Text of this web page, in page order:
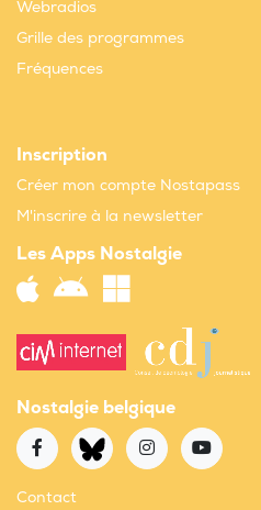
Webradios
Grille des programmes
Fréquences
Inscription
Créer mon compte Nostapass
M'inscrire à la newsletter
Les Apps Nostalgie
Nostalgie belgique
Contact